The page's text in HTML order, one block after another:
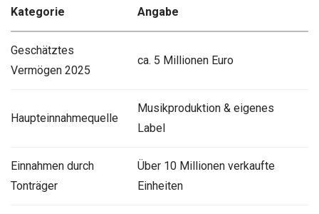
Kategorie Angabe
Geschätztes
Vermögen 2025
ca. 5 Millionen Euro
Haupteinnahmequelle
Musikproduktion & eigenes
Label
Einnahmen durch
Tonträger
Über 10 Millionen verkaufte
Einheiten